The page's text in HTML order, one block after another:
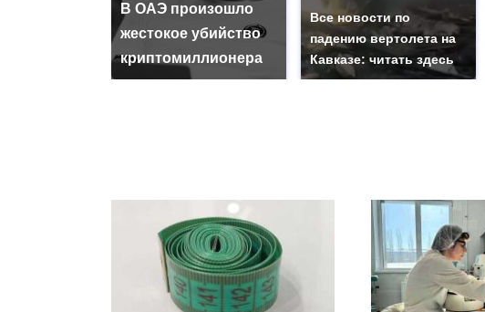
В ОАЭ произошло
жестокое убийство
криптомиллионера
Все новости по
падению вертолета на
Кавказе: читать здесь